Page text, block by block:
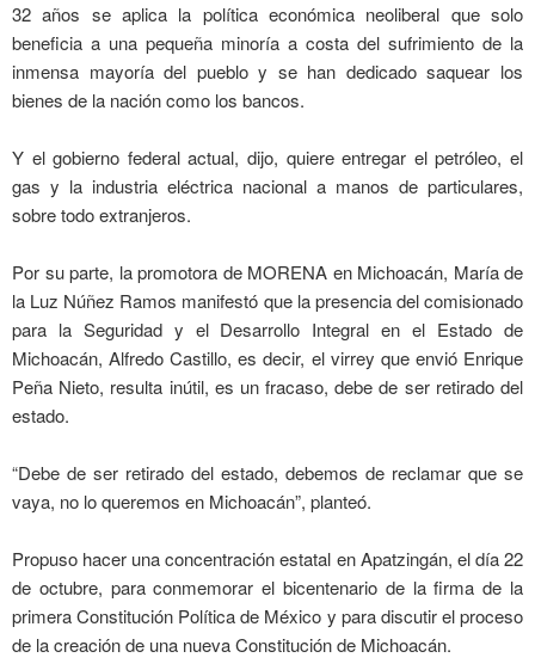
32 años se aplica la política económica neoliberal que solo
beneficia a una pequeña minoría a costa del sufrimiento de la
inmensa mayoría del pueblo y se han dedicado saquear los
bienes de la nación como los bancos.
Y el gobierno federal actual, dijo, quiere entregar el petróleo, el
gas y la industria eléctrica nacional a manos de particulares,
sobre todo extranjeros.
Por su parte, la promotora de MORENA en Michoacán, María de
la Luz Núñez Ramos manifestó que la presencia del comisionado
para la Seguridad y el Desarrollo Integral en el Estado de
Michoacán, Alfredo Castillo, es decir, el virrey que envió Enrique
Peña Nieto, resulta inútil, es un fracaso, debe de ser retirado del
estado.
“Debe de ser retirado del estado, debemos de reclamar que se
vaya, no lo queremos en Michoacán”, planteó.
Propuso hacer una concentración estatal en Apatzingán, el día 22
de octubre, para conmemorar el bicentenario de la firma de la
primera Constitución Política de México y para discutir el proceso
de la creación de una nueva Constitución de Michoacán.